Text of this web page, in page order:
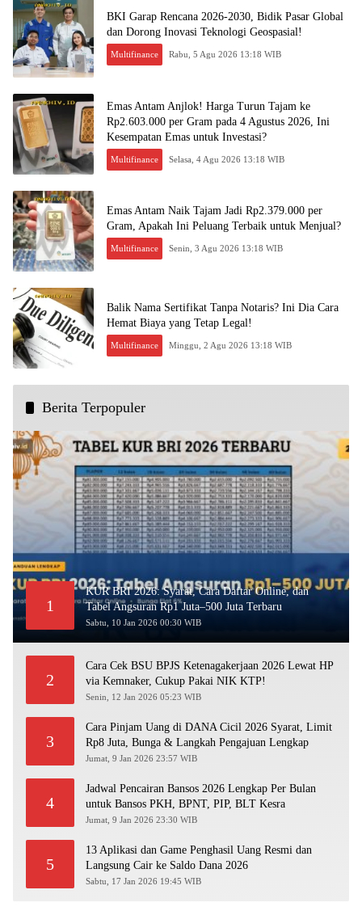
BKI Garap Rencana 2026-2030, Bidik Pasar Global
dan Dorong Inovasi Teknologi Geospasial!
Multifinance Rabu, 5 Agu 2026 13:18 WIB
Emas Antam Anjlok! Harga Turun Tajam ke
Rp2.603.000 per Gram pada 4 Agustus 2026, Ini
Kesempatan Emas untuk Investasi?
Multifinance Selasa, 4 Agu 2026 13:18 WIB
Emas Antam Naik Tajam Jadi Rp2.379.000 per
Gram, Apakah Ini Peluang Terbaik untuk Menjual?
Multifinance Senin, 3 Agu 2026 13:18 WIB
Balik Nama Sertifikat Tanpa Notaris? Ini Dia Cara
Hemat Biaya yang Tetap Legal!
Multifinance Minggu, 2 Agu 2026 13:18 WIB
Berita Terpopuler
1
KUR BRI 2026: Syarat, Cara Daftar Online, dan
Tabel Angsuran Rp1 Juta–500 Juta Terbaru
Sabtu, 10 Jan 2026 00:30 WIB
2
Cara Cek BSU BPJS Ketenagakerjaan 2026 Lewat HP
via Kemnaker, Cukup Pakai NIK KTP!
Senin, 12 Jan 2026 05:23 WIB
3
Cara Pinjam Uang di DANA Cicil 2026 Syarat, Limit
Rp8 Juta, Bunga & Langkah Pengajuan Lengkap
Jumat, 9 Jan 2026 23:57 WIB
4
Jadwal Pencairan Bansos 2026 Lengkap Per Bulan
untuk Bansos PKH, BPNT, PIP, BLT Kesra
Jumat, 9 Jan 2026 23:30 WIB
5
13 Aplikasi dan Game Penghasil Uang Resmi dan
Langsung Cair ke Saldo Dana 2026
Sabtu, 17 Jan 2026 19:45 WIB